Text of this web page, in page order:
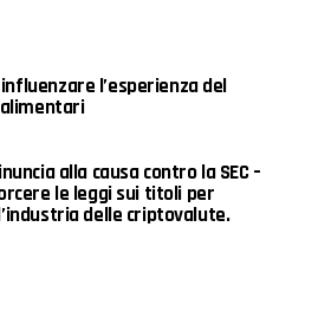
l’esperienza del
alla causa contro la SEC –
le leggi sui titoli per
delle criptovalute.